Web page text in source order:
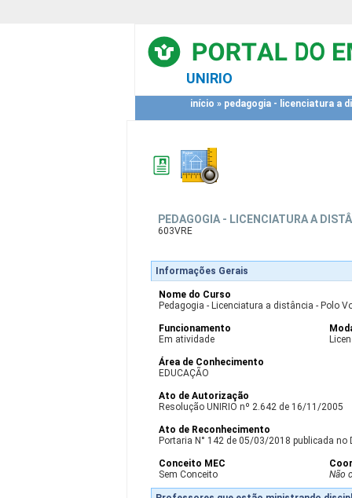
UNIRIO
início » pedagogia - licenciatura a
PEDAGOGIA - LICENCIATURA A
603VRE
Informações Gerais
Nome do Curso
Pedagogia - Licenciatura a distância - Polo
Funcionamento
Em atividade
Área de Conhecimento
EDUCAÇÃO
Ato de Autorização
Resolução UNIRIO nº 2.642 de 16/11/2005
Ato de Reconhecimento
Portaria N° 142 de 05/03/2018 publicada no
Conceito MEC
Sem Conceito
Não